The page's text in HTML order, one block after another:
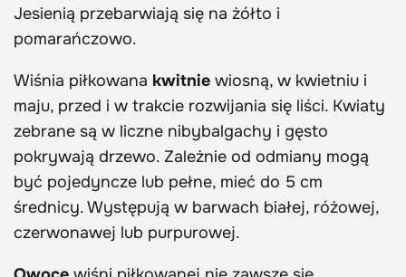
Jesienią przebarwiają się na żółto i
pomarańczowo.
Wiśnia piłkowana kwitnie wiosną, w kwietniu i
maju, przed i w trakcie rozwijania się liści. Kwiaty
zebrane są w liczne nibybalgachy i gęsto
pokrywają drzewo. Zależnie od odmiany mogą
być pojedyncze lub pełne, mieć do 5 cm
średnicy. Występują w barwach białej, różowej,
czerwonawej lub purpurowej.